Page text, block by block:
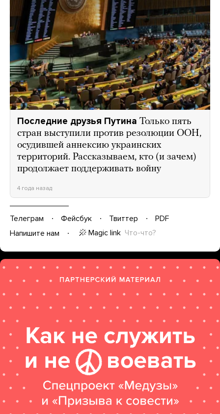
Последние друзья Путина Только пять
стран выступили против резолюции ООН,
осудившей аннексию украинских
территорий. Рассказываем, кто (и зачем)
продолжает поддерживать войну
4 года назад
Телеграм Фейсбук Твиттер
PDF
Напишите нам
Magic link Что-что?